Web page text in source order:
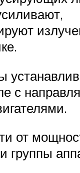
с
от
группы